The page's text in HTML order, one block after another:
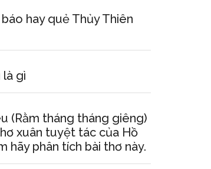
hay quẻ Thủy Thiên
là gì
(Rằm tháng tháng giêng)
xuân tuyệt tác của Hồ
hãy phân tích bài thơ này.